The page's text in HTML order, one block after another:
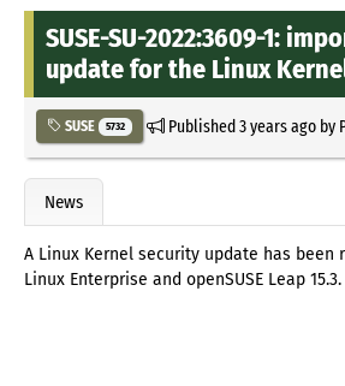
SUSE-SU-2022:3609-1:
update for the Linux
SUSE 5732 Published3 years agoby
News
A Linux Kernel security update has been
Linux Enterprise and openSUSE Leap 15.3.